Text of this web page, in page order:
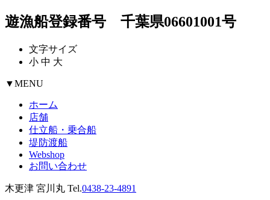
遊漁船登録番号 千葉県06601001号
文字サイズ
小 中 大
▼MENU
ホーム
店舗
仕立船・乗合船
堤防渡船
Webshop
お問い合わせ
木更津 宮川丸 Tel.0438-23-4891